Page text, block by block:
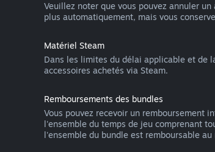
Veuillez noter que vous pouvez annuler
plus automatiquement, mais vous
Matériel Steam
Dans les limites du délai applicable et de
accessoires achetés via Steam.
Remboursements des bundles
Vous pouvez recevoir un remboursement
l'ensemble du temps de jeu comprenant
l'ensemble du bundle est remboursable